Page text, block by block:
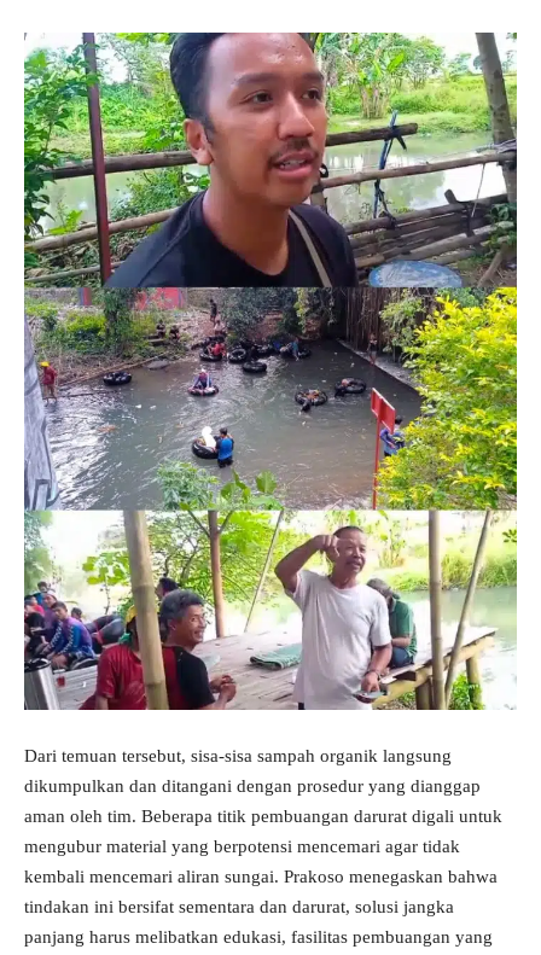
Dari temuan tersebut, sisa-sisa sampah organik langsung
dikumpulkan dan ditangani dengan prosedur yang dianggap
aman oleh tim. Beberapa titik pembuangan darurat digali untuk
mengubur material yang berpotensi mencemari agar tidak
kembali mencemari aliran sungai. Prakoso menegaskan bahwa
tindakan ini bersifat sementara dan darurat, solusi jangka
panjang harus melibatkan edukasi, fasilitas pembuangan yang